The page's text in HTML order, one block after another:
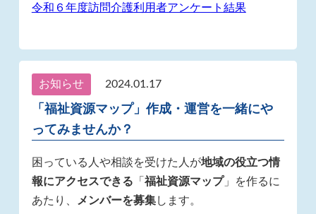
令和６年度訪問介護利用者アンケート結果
お知らせ 2024.01.17
「福祉資源マップ」作成・運営を一緒にや
ってみませんか？
困っている人や相談を受けた人が地域の役立つ情
報にアクセスできる 「 福祉資源マップ」を作るに
あたり、
メンバーを募集します。